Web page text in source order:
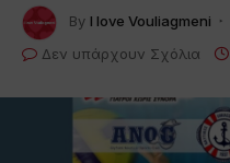
By I love Vouliagmeni
Δεν υπάρχουν Σχόλια